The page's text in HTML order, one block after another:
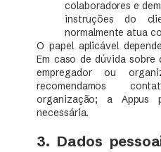
colaboradores e
instruções do
normalmente atua
O papel aplicável
Em caso de dúvida sobre
empregador ou
recomendamos
organização; a Appus
necessária.
3. Dados